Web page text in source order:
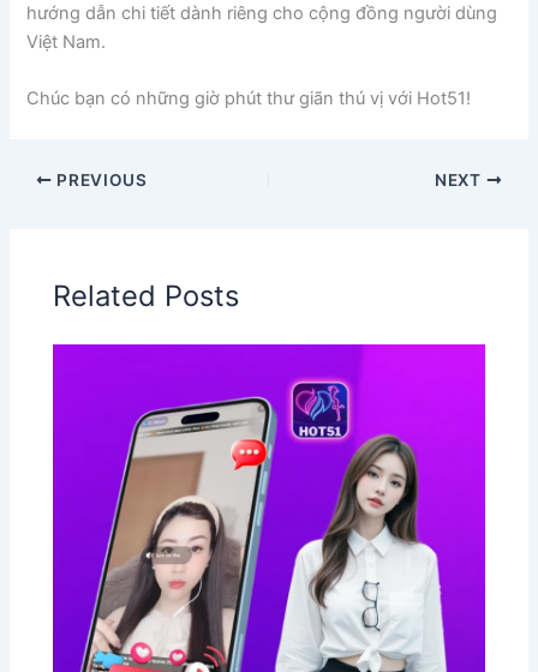
hướng dẫn chi tiết dành riêng cho cộng đồng người dùng
Việt Nam.
Chúc bạn có những giờ phút thư giãn thú vị với Hot51!
PREVIOUS NEXT
Related Posts